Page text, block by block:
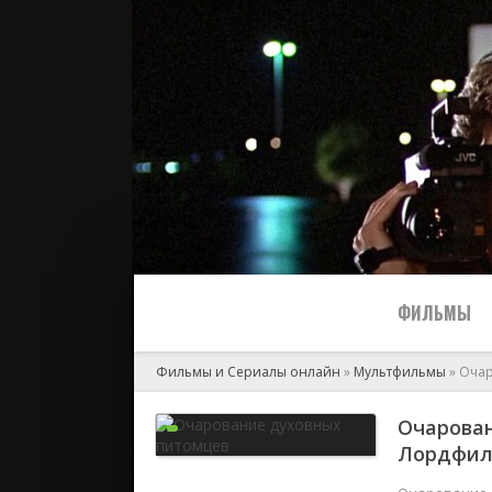
ФИЛЬМЫ
2024
Фильмы и Сериалы онлайн » Мультфильмы »